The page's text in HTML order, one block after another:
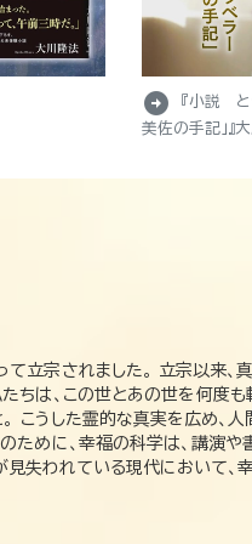
arrow_circle_right
『小説 と
美佐の手記」』
宗されました。 立宗以来、
ちは、この世とあの世を何度
こうした霊的な真実を広め、
ために、幸福の科学は、講演
見失われている現代において、